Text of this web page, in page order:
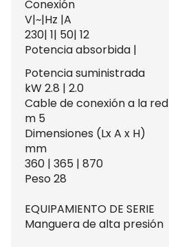
Conexión
V|~|Hz |A
230| 1| 50| 12
Potencia absorbida |
Potencia suministrada
kW 2.8 | 2.0
Cable de conexión a la red
m 5
Dimensiones (Lx A x H)
mm
360 | 365 | 870
Peso 28
EQUIPAMIENTO DE SERIE
Manguera de alta presión